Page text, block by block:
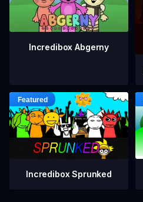
Incredibox Abgerny
Incredibox Sprunked